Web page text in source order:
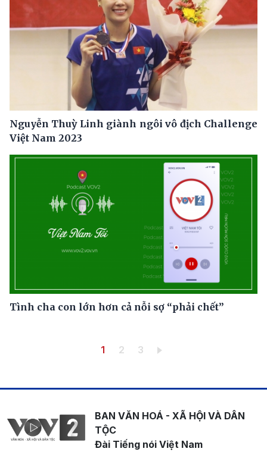
Nguyễn Thuỳ Linh giành ngôi vô địch Challenge
Việt Nam 2023
Tình cha con lớn hơn cả nỗi sợ “phải chết”
Trang hiện thời
1 Trang
2 Trang
3
BAN VĂN HOÁ - XÃ HỘI VÀ DÂN
TỘC
Đài Tiếng nói Việt Nam